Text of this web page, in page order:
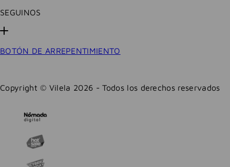
SEGUINOS
BOTÓN DE ARREPENTIMIENTO
Copyright © Vilela 2026 - Todos los derechos reservados